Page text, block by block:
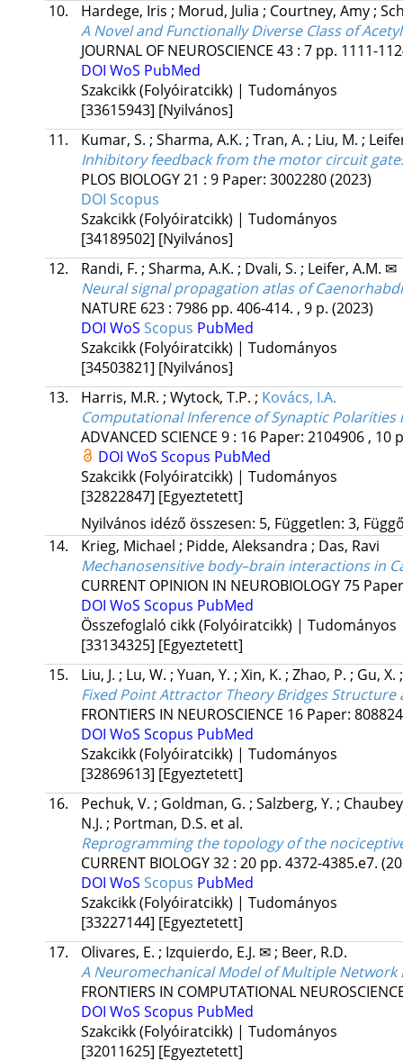
10.
Hardege, Iris ; Morud, Julia ; Courtney, Amy;
A Novel and Functionally Diverse Class of
JOURNAL OF NEUROSCIENCE 43: 7 pp. 1111-
DOI WoS PubMed
Szakcikk (Folyóiratcikk) | Tudományos
[33615943] [Nyilvános]
11.
Kumar, S. ; Sharma, A.K. ; Tran, A. ; Liu, M. ;
Inhibitory feedback from the motor circuit
PLOS BIOLOGY21 : 9 Paper: 3002280(2023)
DOI Scopus
Szakcikk (Folyóiratcikk) | Tudományos
[34189502] [Nyilvános]
12.
Randi, F. ; Sharma, A.K. ; Dvali, S. ; Leifer, A.M. ✉
Neural signal propagation atlas of
NATURE 623: 7986 pp. 406-414. , 9 p. (2023)
DOI WoS Scopus PubMed
Szakcikk (Folyóiratcikk) | Tudományos
[34503821] [Nyilvános]
13.
Harris, M.R. ; Wytock, T.P. ; Kovács, I.A.
Computational Inference of Synaptic
ADVANCED SCIENCE 9: 16 Paper: 2104906 , 10
DOI WoS Scopus PubMed
Szakcikk (Folyóiratcikk) | Tudományos
[32822847] [Egyeztetett]
Nyilvános idéző összesen: 5, Független: 3,
14.
Krieg, Michael ; Pidde, Aleksandra ; Das, Ravi
Mechanosensitive body–brain interactions in
CURRENT OPINION IN NEUROBIOLOGY75
DOI WoS Scopus PubMed
Összefoglaló cikk (Folyóiratcikk) | Tudományos
[33134325] [Egyeztetett]
15.
Liu, J. ; Lu, W. ; Yuan, Y. ; Xin, K. ; Zhao, P. ; Gu, X.
Fixed Point Attractor Theory Bridges
FRONTIERS IN NEUROSCIENCE 16 Paper:
DOI WoS Scopus PubMed
Szakcikk (Folyóiratcikk) | Tudományos
[32869613] [Egyeztetett]
16.
Pechuk, V. ; Goldman, G. ; Salzberg, Y. ;
N.J. ; Portman, D.S. et al.
Reprogramming the topology of the
CURRENT BIOLOGY32: 20 pp. 4372-4385.e7.
DOI WoS Scopus PubMed
Szakcikk (Folyóiratcikk) | Tudományos
[33227144] [Egyeztetett]
17.
Olivares, E. ; Izquierdo, E.J. ✉; Beer, R.D.
A Neuromechanical Model of Multiple
FRONTIERS IN COMPUTATIONAL
DOI WoS Scopus PubMed
Szakcikk (Folyóiratcikk) | Tudományos
[32011625] [Egyeztetett]